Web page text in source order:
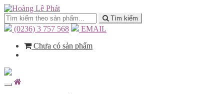
Tìm kiếm
(0236) 3 757 568
EMAIL
Chưa có sản phẩm